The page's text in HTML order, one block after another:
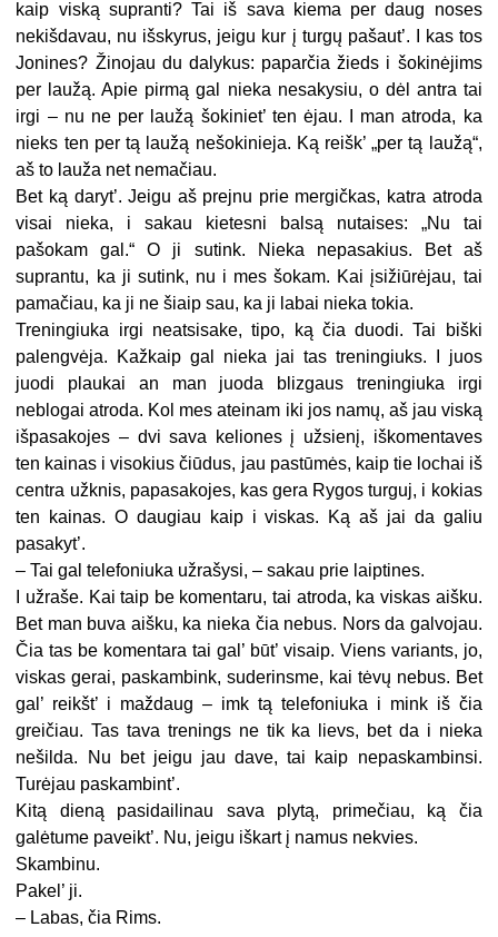
kaip viską supranti? Tai iš sava kiema per daug noses
nekišdavau, nu išskyrus, jeigu kur į turgų pašaut’. I kas tos
Jonines? Žinojau du dalykus: paparčia žieds i šokinėjims
per laužą. Apie pirmą gal nieka nesakysiu, o dėl antra tai
irgi – nu ne per laužą šokiniet’ ten ėjau. I man atroda, ka
nieks ten per tą laužą nešokinieja. Ką reišk’ „per tą laužą“,
aš to lauža net nemačiau.
Bet ką daryt’. Jeigu aš prejnu prie mergičkas, katra atroda
visai nieka, i sakau kietesni balsą nutaises: „Nu tai
pašokam gal.“ O ji sutink. Nieka nepasakius. Bet aš
suprantu, ka ji sutink, nu i mes šokam. Kai įsižiūrėjau, tai
pamačiau, ka ji ne šiaip sau, ka ji labai nieka tokia.
Treningiuka irgi neatsisake, tipo, ką čia duodi. Tai biški
palengvėja. Kažkaip gal nieka jai tas treningiuks. I juos
juodi plaukai an man juoda blizgaus treningiuka irgi
neblogai atroda. Kol mes ateinam iki jos namų, aš jau viską
išpasakojes – dvi sava keliones į užsienį, iškomentaves
ten kainas i visokius čiūdus, jau pastūmės, kaip tie lochai iš
centra užknis, papasakojes, kas gera Rygos turguj, i kokias
ten kainas. O daugiau kaip i viskas. Ką aš jai da galiu
pasakyt’.
– Tai gal telefoniuka užrašysi, – sakau prie laiptines.
I užraše. Kai taip be komentaru, tai atroda, ka viskas aišku.
Bet man buva aišku, ka nieka čia nebus. Nors da galvojau.
Čia tas be komentara tai gal’ būt’ visaip. Viens variants, jo,
viskas gerai, paskambink, suderinsme, kai tėvų nebus. Bet
gal’ reikšt’ i maždaug – imk tą telefoniuka i mink iš čia
greičiau. Tas tava trenings ne tik ka lievs, bet da i nieka
nešilda. Nu bet jeigu jau dave, tai kaip nepaskambinsi.
Turėjau paskambint’.
Kitą dieną pasidailinau sava plytą, primečiau, ką čia
galėtume paveikt’. Nu, jeigu iškart į namus nekvies.
Skambinu.
Pakel’ ji.
– Labas, čia Rims.